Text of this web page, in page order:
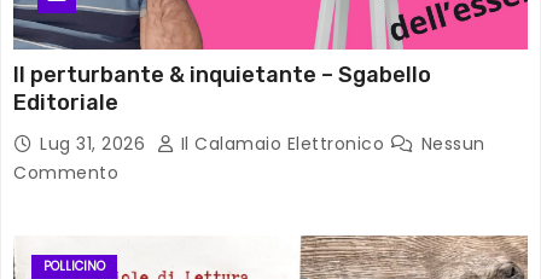
Il perturbante & inquietante – Sgabello
Editoriale
Lug 31, 2026 Il Calamaio Elettronico
Nessun
Commento
POLLICINO